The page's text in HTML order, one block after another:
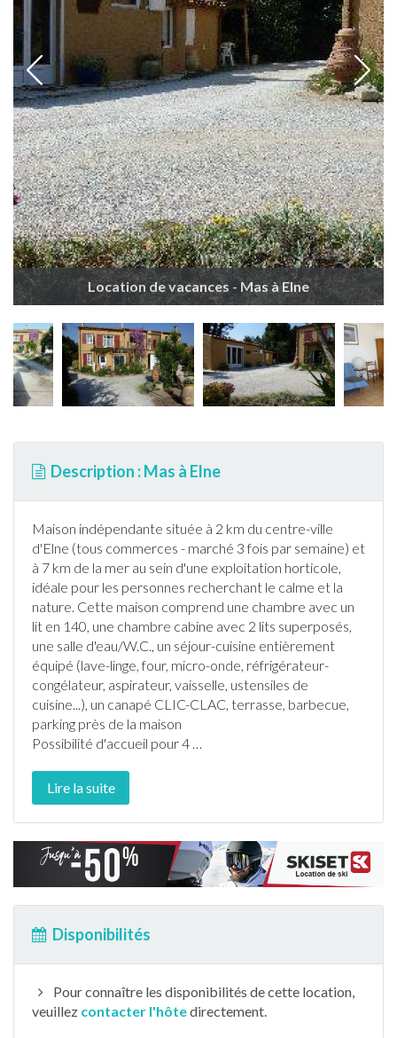
Location de vacances - Mas à Elne
Description : Mas à Elne
Maison indépendante située à 2 km du centre-ville
d'Elne (tous commerces - marché 3 fois par semaine) et
à 7 km de la mer au sein d'une exploitation horticole,
idéale pour les personnes recherchant le calme et la
nature. Cette maison comprend une chambre avec un
lit en 140, une chambre cabine avec 2 lits superposés,
une salle d'eau/W.C., un séjour-cuisine entièrement
équipé (lave-linge, four, micro-onde, réfrigérateur-
congélateur, aspirateur, vaisselle, ustensiles de
cuisine...), un canapé CLIC-CLAC, terrasse, barbecue,
parking près de la maison
Possibilité d'accueil pour 4 …
Lire la suite
Disponibilités
Pour connaître les disponibilités de cette location,
veuillez contacter l'hôtedirectement.